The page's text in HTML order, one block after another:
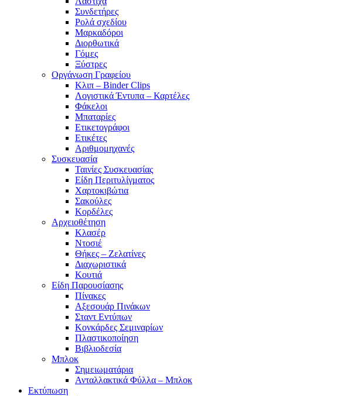
Συνδετήρες
Ρολά σχεδίου
Μαρκαδόροι
Διορθωτικά
Γόμες
Ξύστρες
Οργάνωση Γραφείου
Κλιπ – Binder Clips
Λογιστικά Έντυπα – Καρτέλες
Φάκελοι
Μπαταρίες
Ετικετογράφοι
Ετικέτες
Αριθμομηχανές
Συσκευασία
Ταινίες Συσκευασίας
Είδη Περιτυλίγματος
Χαρτοκιβώτια
Σακούλες
Κορδέλες
Αρχειοθέτηση
Κλασέρ
Ντοσιέ
Θήκες – Ζελατίνες
Διαχωριστικά
Κουτιά
Είδη Παρουσίασης
Πίνακες
Αξεσουάρ Πινάκων
Σταντ Εντύπων
Κονκάρδες Σεμιναρίων
Πλαστικοποίηση
Βιβλιοδεσία
Μπλοκ
Σημειωματάρια
Ανταλλακτικά Φύλλα – Μπλοκ
Εκτύπωση